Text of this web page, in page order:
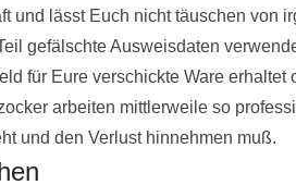
und lässt Euch nicht täuschen von
gefälschte Ausweisdaten
für Eure verschickte Ware erhaltet
arbeiten mittlerweile so
und den Verlust hinnehmen muß.